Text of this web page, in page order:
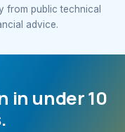
from public technical
advice.
in under 10